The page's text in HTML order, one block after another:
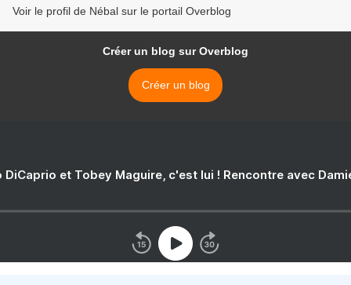
Voir le profil de Nébal sur le portail Overblog
Créer un blog sur Overblog
Créer un blog
DiCaprio et Tobey Maguire, c'est lui ! Rencontre avec